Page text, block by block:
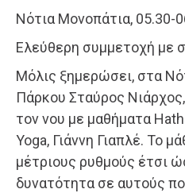
Nότια Μονοπάτια, 05.30-
Ελεύθερη συμμετοχή με
Μόλις ξημερώσει, στα
Πάρκου Σταύρος
τον νου με μαθήματα
Yoga, Γιάννη Γιαπλέ. Το
μέτριους ρυθμούς έτσι
δυνατότητα σε αυτούς